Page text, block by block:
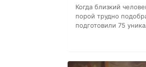
Когда близкий
порой трудно
подготовили 75